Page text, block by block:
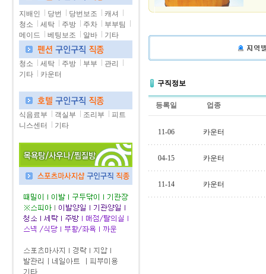
지배인 당번 당번보조
캐셔
청소
세탁 주방 주차
부부팀
메이드
베팅보조 알바 기타
청소 세탁 주방 부부
관리
기타
카운터
식음료부 객실부 조리부
피트
니스센터
기타
구직정보
등록일 업종
11-06 카운터
04-15 카운터
11-14 카운터